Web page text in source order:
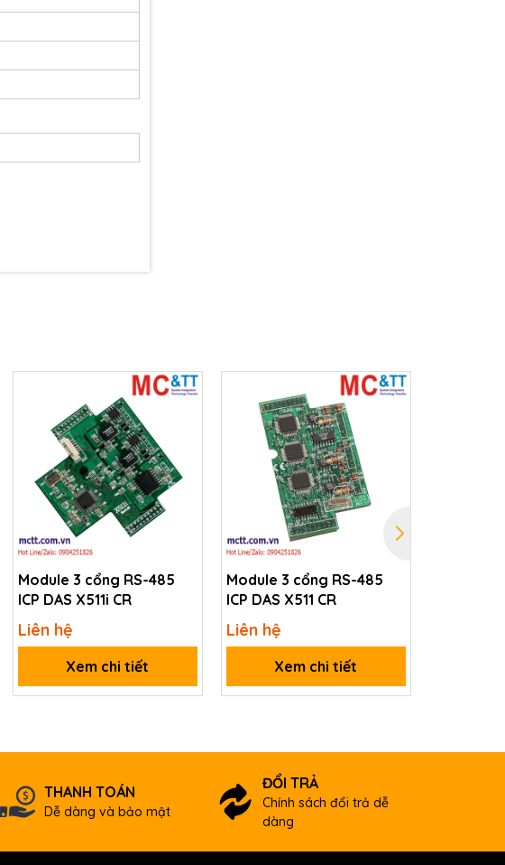
Module 3 cổng RS-485
ICP DAS X511i CR
Liên hệ
Xem chi tiết
Module 3 cổng RS-485
ICP DAS X511 CR
Liên hệ
Xem chi tiết
THANH TOÁN
Dễ dàng và bảo mật
ĐỔI TRẢ
Chính sách đổi trả dễ
dàng